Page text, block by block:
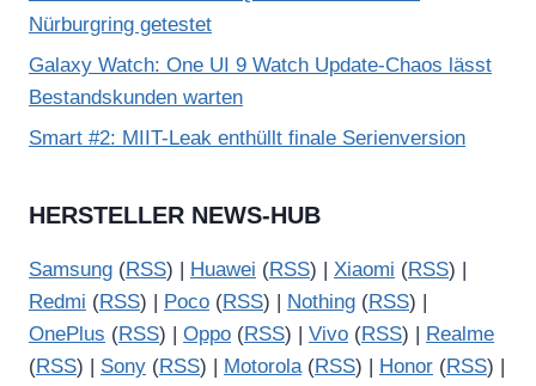
Nürburgring getestet
Galaxy Watch: One UI 9 Watch Update-Chaos lässt
Bestandskunden warten
Smart #2: MIIT-Leak enthüllt finale Serienversion
HERSTELLER NEWS-HUB
Samsung (RSS) | Huawei (RSS) | Xiaomi (RSS) |
Redmi (RSS) | Poco (RSS) | Nothing (RSS) |
OnePlus (RSS) | Oppo (RSS) | Vivo (RSS) |
Realme
(RSS) | Sony (RSS) | Motorola(RSS) | Honor (RSS) |